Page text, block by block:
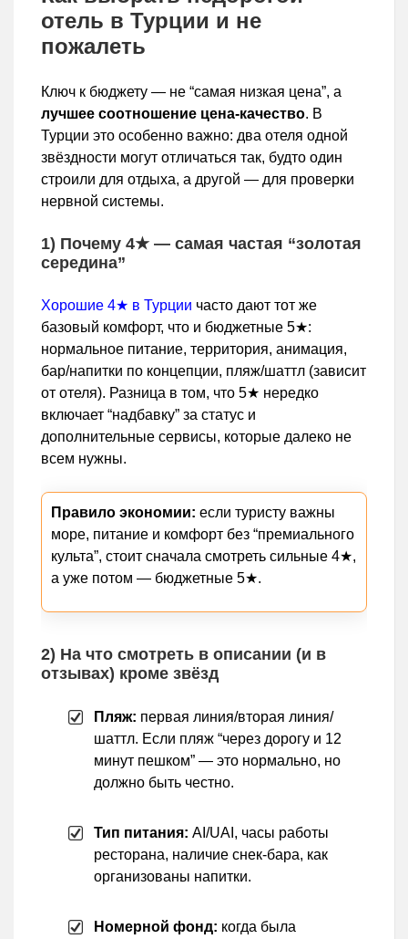
отель в Турции и не
пожалеть
Ключ к бюджету — не “самая низкая цена”, а
лучшее соотношение цена-качество. В
Турции это особенно важно: два отеля одной
звёздности могут отличаться так, будто один
строили для отдыха, а другой — для проверки
нервной системы.
1) Почему 4★ — самая частая “золотая
середина”
Хорошие 4★ в Турции часто дают тот же
базовый комфорт, что и бюджетные 5★:
нормальное питание, территория, анимация,
бар/напитки по концепции, пляж/шаттл (зависит
от отеля). Разница в том, что 5★ нередко
включает “надбавку” за статус и
дополнительные сервисы, которые далеко не
всем нужны.
Правило экономии: если туристу важны
море, питание и комфорт без “премиального
культа”, стоит сначала смотреть сильные 4★,
а уже потом — бюджетные 5★.
2) На что смотреть в описании (и в
отзывах) кроме звёзд
Пляж: первая линия/вторая линия/
шаттл. Если пляж “через дорогу и 12
минут пешком” — это нормально, но
должно быть честно.
Тип питания: AI/UAI, часы работы
ресторана, наличие снек-бара, как
организованы напитки.
Номерной фонд: когда была